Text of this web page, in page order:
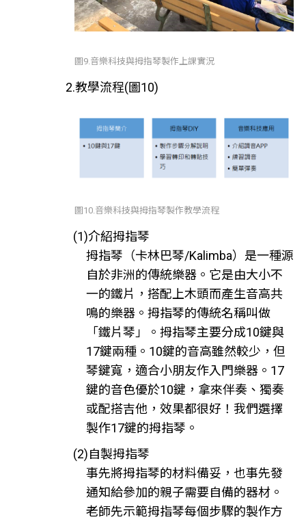
圖9.音樂科技與拇指琴製作上課實況
2.教學流程(圖10)
圖10.音樂科技與拇指琴製作教學流程
(1)介紹拇指琴
拇指琴（卡林巴琴/Kalimba）是一種源
自於非洲的傳統樂器。它是由大小不
一的鐵片，搭配上木頭而產生音高共
鳴的樂器。拇指琴的傳統名稱叫做
「鐵片琴」。拇指琴主要分成10鍵與
17鍵兩種。10鍵的音高雖然較少，但
琴鍵寬，適合小朋友作入門樂器。17
鍵的音色優於10鍵，拿來伴奏、獨奏
或配搭吉他，效果都很好！我們選擇
製作17鍵的拇指琴。
(2)自製拇指琴
事先將拇指琴的材料備妥，也事先發
通知給參加的親子需要自備的器材。
老師先示範拇指琴每個步驟的製作方